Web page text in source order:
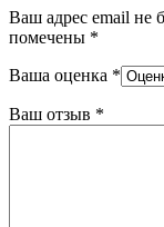
Ваш адрес email не
помечены *
Ваша оценка *
Ваш отзыв *